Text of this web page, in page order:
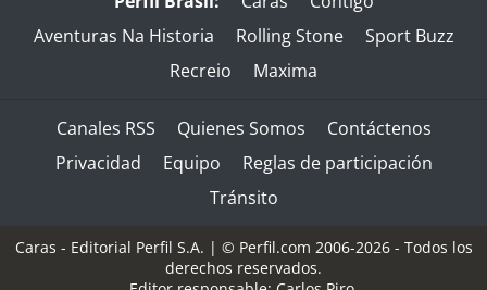
Aventuras Na Historia
Rolling Stone
Sport Buzz
Recreio
Maxima
Canales RSS Quienes Somos
Contáctenos
Privacidad
Equipo
Reglas de participación
Tránsito
Caras - Editorial Perfil S.A. | © Perfil.com 2006-2026 - Todos los
derechos reservados.